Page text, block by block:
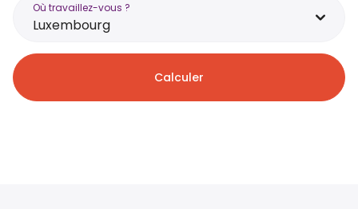
Où travaillez-vous ?
Luxembourg
Calculer